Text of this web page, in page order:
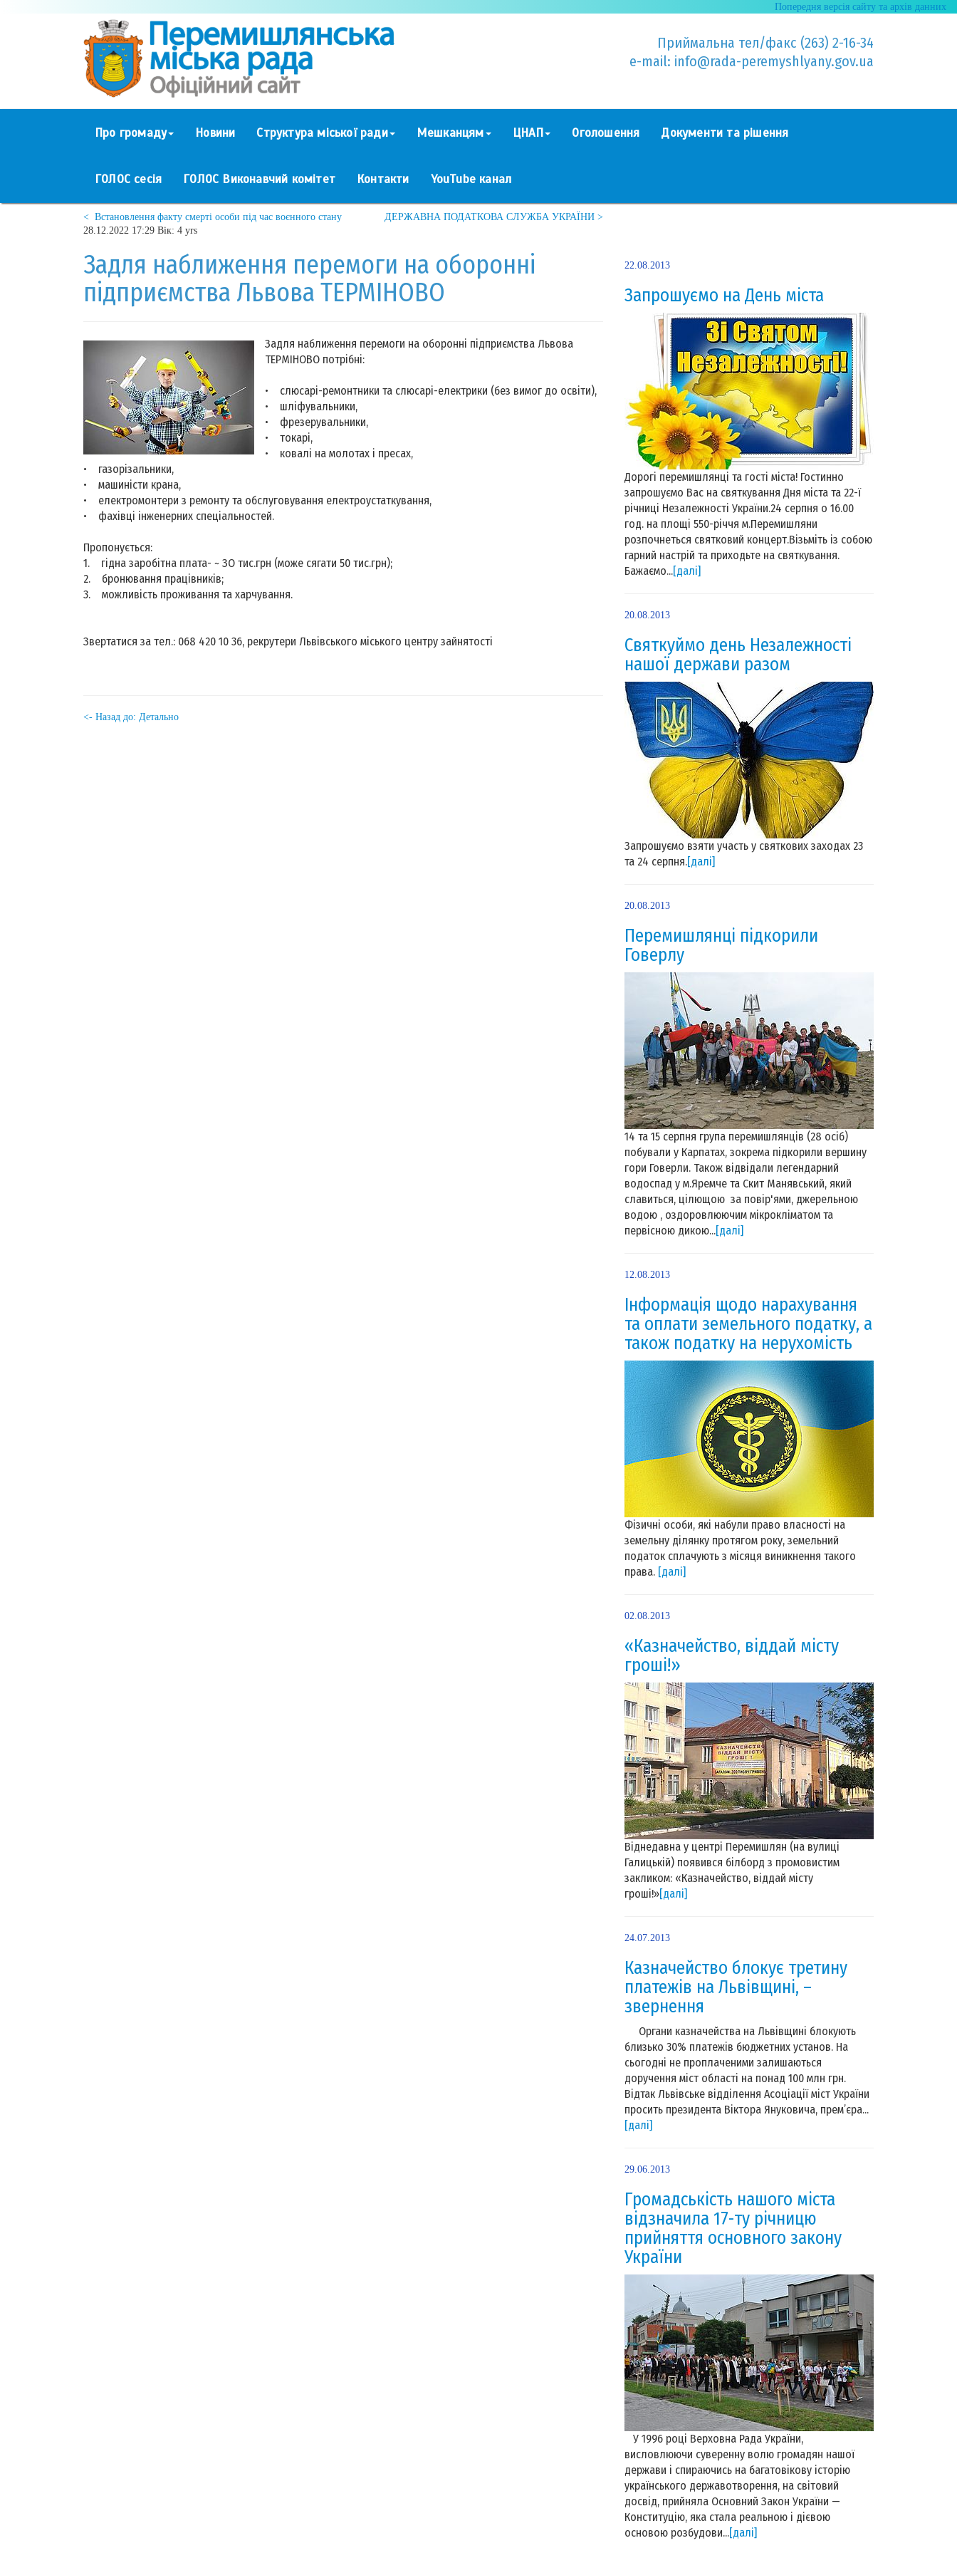
Попередня версія сайту та архів данних
Приймальна тел/факс (263) 2-16-34
e-mail: info@rada-peremyshlyany.gov.ua
Про громаду Новини Структура міської ради Мешканцям ЦНАП Оголошення Документи та рішення
ГОЛОС сесія ГОЛОС Виконавчий комітет Контакти YouTube канал
ДЕРЖАВНА ПОДАТКОВА СЛУЖБА УКРАЇНИ >
< Встановлення факту смерті особи під час воєнного стану
28.12.2022 17:29 Вік: 4 yrs
Задля наближення перемоги на оборонні
підприємства Львова ТЕРМІНОВО
Задля наближення перемоги на оборонні підприємства Львова
ТЕРМІНОВО потрібні:
• слюсарі-ремонтники та слюсарі-електрики (без вимог до освіти),
• шліфувальники,
• фрезерувальники,
• токарі,
• ковалі на молотах і пресах,
• газорізальники,
• машиністи крана,
• електромонтери з ремонту та обслуговування електроустаткування,
• фахівці інженерних спеціальностей.
Пропонується:
1. гідна заробітна плата- ~ ЗО тис.грн (може сягати 50 тис.грн);
2. бронювання працівників;
3. можливість проживання та харчування.
Звертатися за тел.: 068 420 10 36, рекрутери Львівського міського центру зайнятості
<- Назад до: Детально
22.08.2013
Запрошуємо на День міста
Дорогі перемишлянці та гості міста! Гостинно
запрошуємо Вас на святкування Дня міста та 22-ї
річниці Незалежності України.24 серпня о 16.00
год. на площі 550-річчя м.Перемишляни
розпочнеться святковий концерт.Візьміть із собою
гарний настрій та приходьте на святкування.
Бажаємо...[далі]
20.08.2013
Святкуймо день Незалежності
нашої держави разом
Запрошуємо взяти участь у святкових заходах 23
та 24 серпня.[далі]
20.08.2013
Перемишлянці підкорили
Говерлу
14 та 15 серпня група перемишлянців (28 осіб)
побували у Карпатах, зокрема підкорили вершину
гори Говерли. Також відвідали легендарний
водоспад у м.Яремче та Скит Манявський, який
славиться, цілющою за повір'ями, джерельною
водою , оздоровлюючим мікрокліматом та
первісною дикою...[далі]
12.08.2013
Інформація щодо нарахування
та оплати земельного податку, а
також податку на нерухомість
Фізичні особи, які набули право власності на
земельну ділянку протягом року, земельний
податок сплачують з місяця виникнення такого
права. [далі]
02.08.2013
«Казначейство, віддай місту
гроші!»
Віднедавна у центрі Перемишлян (на вулиці
Галицькій) появився білборд з промовистим
закликом: «Казначейство, віддай місту
гроші!»[далі]
24.07.2013
Казначейство блокує третину
платежів на Львівщині, –
звернення
Органи казначейства на Львівщині блокують
близько 30% платежів бюджетних установ. На
сьогодні не проплаченими залишаються
доручення міст області на понад 100 млн грн.
Відтак Львівське відділення Асоціації міст України
просить президента Віктора Януковича, прем’єра...
[далі]
29.06.2013
Громадськість нашого міста
відзначила 17-ту річницю
прийняття основного закону
України
У 1996 році Верховна Рада України,
висловлюючи суверенну волю громадян нашої
держави і спираючись на багатовікову історію
українського державотворення, на світовий
досвід, прийняла Основний Закон України —
Конституцію, яка стала реальною і дієвою
основою розбудови...[далі]